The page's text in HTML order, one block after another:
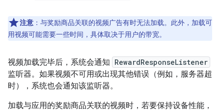
注意 ： 与奖励商品关联的视频广告有时无法加载。此外，加载可
用视频可能需要一些时间，具体取决于用户的带宽。
视频加载完毕后，系统会通知 RewardResponseListener
监听器。如果视频不可用或出现其他错误（例如，服务器超
时），系统也会通知该监听器。
加载与应用的奖励商品关联的视频时，若要保持设备性能，